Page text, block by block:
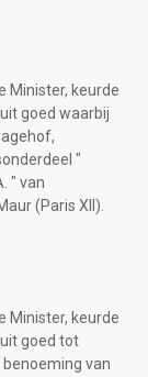
Minister, keurde
goed waarbij
"
" van
(Paris XII).
Minister, keurde
goed tot
van